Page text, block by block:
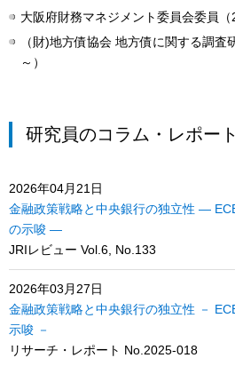
大阪府財務マネジメント委員会委員（
（財)地方債協会 地方債に関する調
～）
研究員のコラム・レポート
2026年04月21日
金融政策戦略と中央銀行の独立性 ―
の示唆 ―
JRIレビュー Vol.6, No.133
2026年03月27日
金融政策戦略と中央銀行の独立性 －
示唆 －
リサーチ・レポート No.2025-018